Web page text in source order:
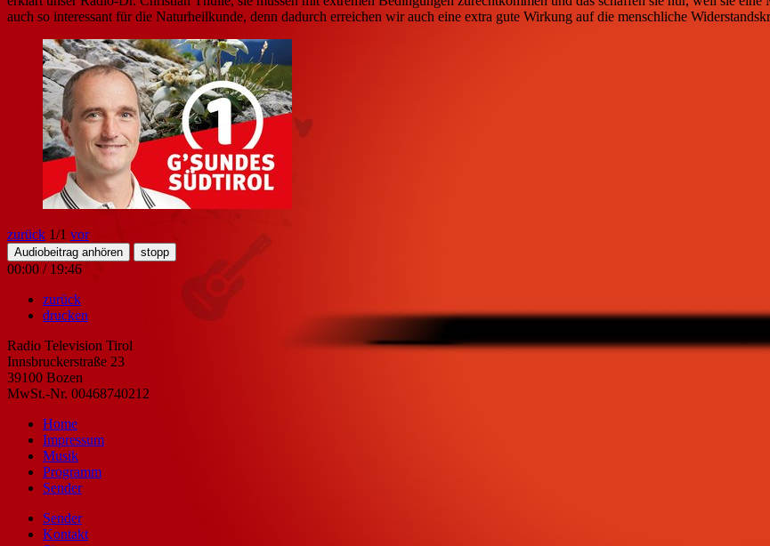
auch so interessant für die Naturheilkunde, denn dadurch erreichen wir auch eine extra gute Wirkung auf die menschliche
zurück 1/1 vor
Audiobeitrag anhören stopp
00:00 / 19:46
zurück
drucken
Radio Television Tirol
Innsbruckerstraße 23
39100 Bozen
MwSt.-Nr. 00468740212
Home
Impressum
Musik
Programm
Sender
Sender
Kontakt